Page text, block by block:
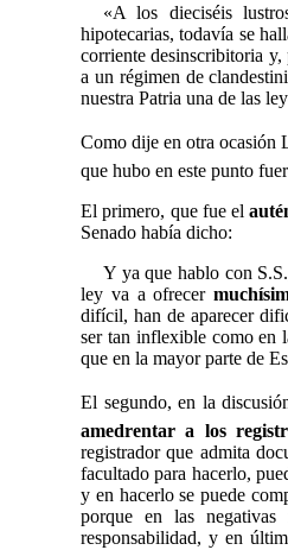
«A los dieciséis
hipotecarias, todavía se
corriente desinscribitoria y,
a un régimen de
nuestra Patria una de las
Como dije en otra ocasión
que hubo en este punto
El primero, que fue el
Senado había dicho:
Y ya que hablo con
ley va a ofrecer
difícil, han de aparecer
ser tan inflexible como en
que en la mayor parte de
El segundo, en la
amedrentar a los
registrador que admita
facultado para hacerlo,
y en hacerlo se puede
porque en las
responsabilidad, y en